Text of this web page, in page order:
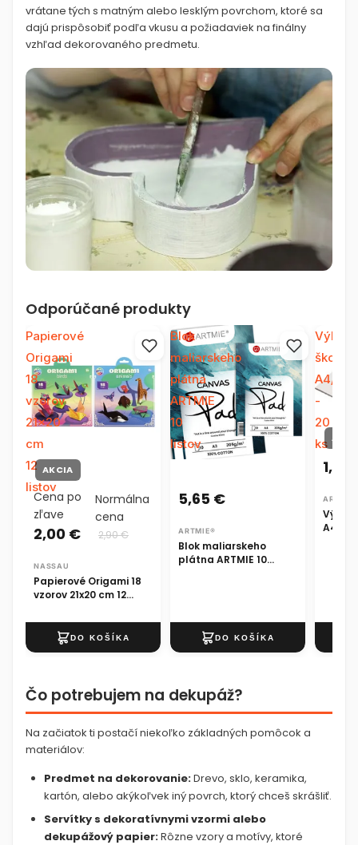
vrátane tých s matným alebo lesklým povrchom, ktoré sa
dajú prispôsobiť podľa vkusu a požiadaviek na finálny
vzhľad dekorovaného predmetu.
Odporúčané produkty
Papierové
Origami
18
vzorov
21x20
cm
12
listov
AKCIA
Papierové Origami 18
vzorov 21x20 cm 12
Cena po
zľave
2,00 €
Normálna
cena
2,90 €
NASSAU
Blok
maliarskeho
plátna
ARTMIE
10
listov
Blok maliarskeho
plátna ARTMIE 10
5,65 €
ARTMIE®
Výkres
školský
A4/A3/
-
20
ks
A4/
1,19
Čo potrebujem na dekupáž?
Na začiatok ti postačí niekoľko základných pomôcok a
materiálov:
Predmet na dekorovanie:Drevo, sklo, keramika,
kartón, alebo akýkoľvek iný povrch, ktorý chceš skrášliť.
Servítky s dekoratívnymi vzormi alebo
dekupážový papier:Rôzne vzory a motívy, ktoré